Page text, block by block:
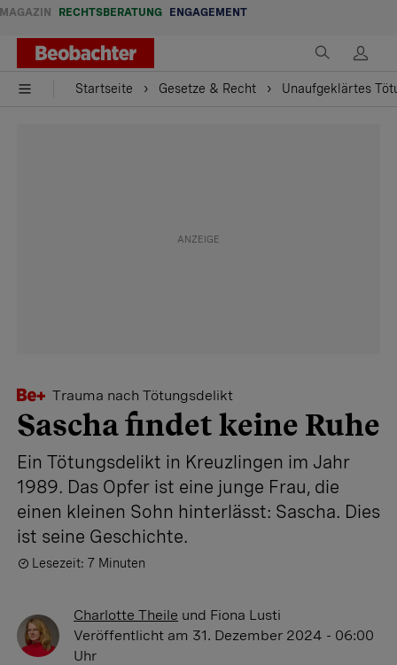
MAGAZIN RECHTSBERATUNG ENGAGEMENT
Startseite Gesetze & Recht Unaufgeklärtes
Trauma nach Tötungsdelikt
Sascha findet keine Ruhe
Ein Tötungsdelikt in Kreuzlingen im Jahr
1989. Das Opfer ist eine junge Frau, die
einen kleinen Sohn hinterlässt: Sascha. Dies
ist seine Geschichte.
Lesezeit: 7 Minuten
Charlotte Theile und Fiona Lusti
Veröffentlicht am 31. Dezember 2024 - 06:00
Uhr